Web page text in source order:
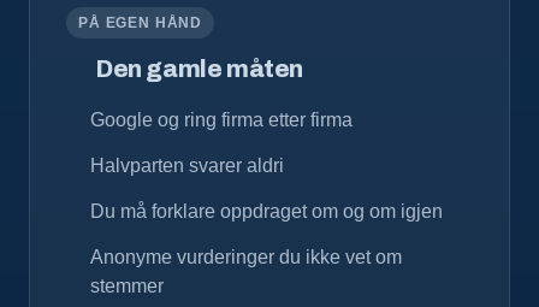
PÅ EGEN HÅND
Den gamle måten
Google og ring firma etter firma
Halvparten svarer aldri
Du må forklare oppdraget om og om igjen
Anonyme vurderinger du ikke vet om
stemmer